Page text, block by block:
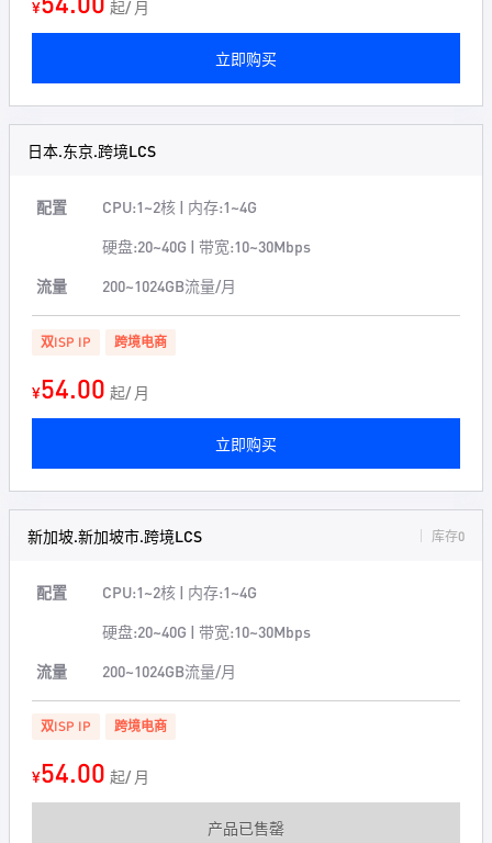
¥ 起/ 月
立即购买
日本.东京.跨境LCS
配置
CPU:1~2核 | 内存:1~4G
硬盘:20~40G | 带宽:10~30Mbps
流量
200~1024GB流量/月
双ISP IP 跨境电商
¥54.00 起/ 月
立即购买
新加坡.新加坡市.跨境LCS 库存0
配置
CPU:1~2核 | 内存:1~4G
硬盘:20~40G | 带宽:10~30Mbps
流量
200~1024GB流量/月
双ISP IP 跨境电商
¥54.00 起/ 月
产品已售罄